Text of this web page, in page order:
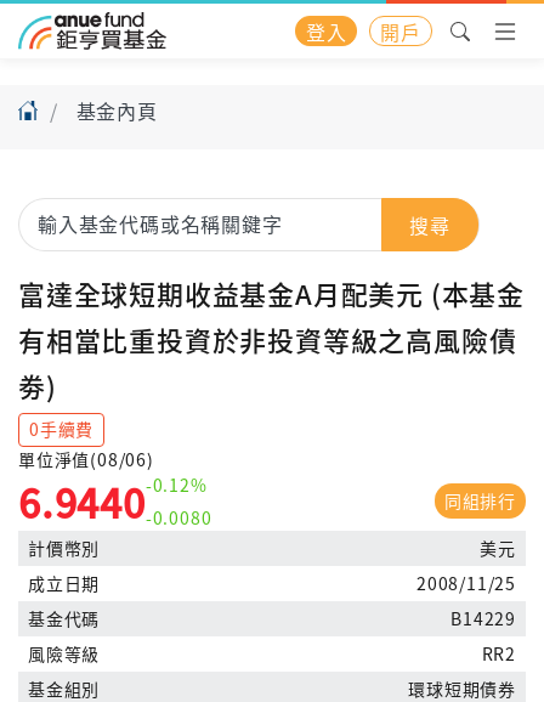
登入 開戶
基金內頁
搜尋
富達全球短期收益基金A月配美元 (本基金
有相當比重投資於非投資等級之高風險債
劵)
0手續費
單位淨值(08/06)
6.9440-0.12%
-0.0080
同組排行
計價幣別
美元
成立日期
2008/11/25
基金代碼
B14229
風險等級
RR2
基金組別
環球短期債券